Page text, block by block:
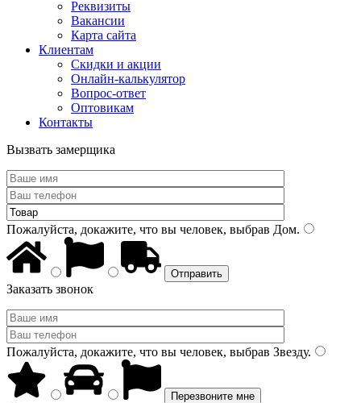
Реквизиты
Вакансии
Карта сайта
Клиентам
Скидки и акции
Онлайн-калькулятор
Вопрос-ответ
Оптовикам
Контакты
Вызвать замерщика
Пожалуйста, докажите, что вы человек, выбрав Дом.
Заказать звонок
Пожалуйста, докажите, что вы человек, выбрав Звезду.